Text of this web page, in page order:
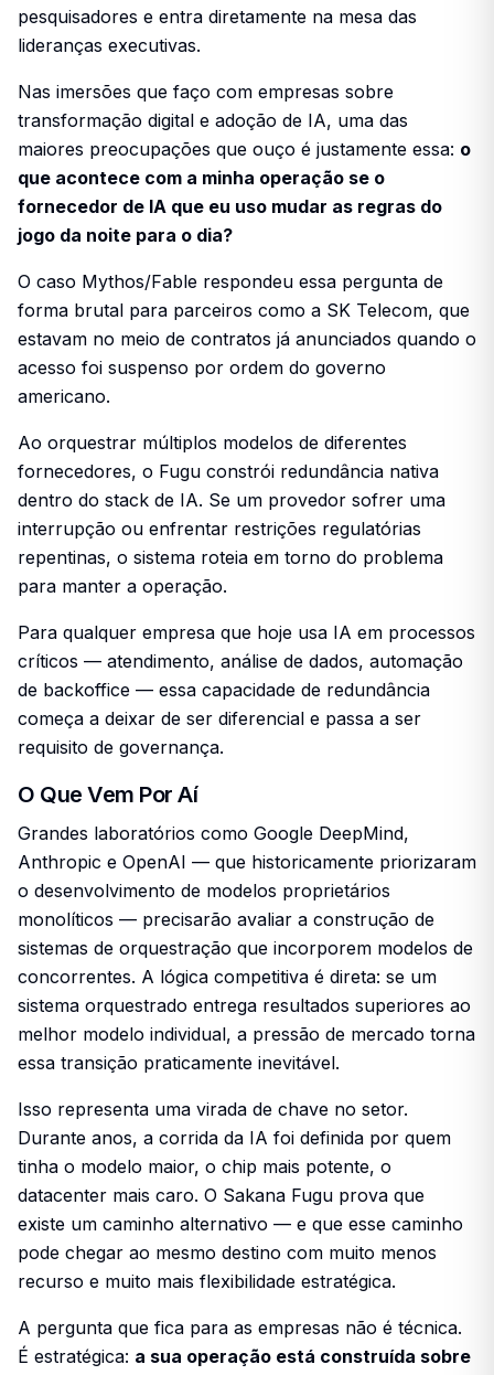
pesquisadores e entra diretamente na mesa das
lideranças executivas.
Nas imersões que faço com empresas sobre
transformação digital e adoção de IA, uma das
maiores preocupações que ouço é justamente essa: o
que acontece com a minha operação se o
fornecedor de IA que eu uso mudar as regras do
jogo da noite para o dia?
O caso Mythos/Fable respondeu essa pergunta de
forma brutal para parceiros como a SK Telecom, que
estavam no meio de contratos já anunciados quando o
acesso foi suspenso por ordem do governo
americano.
Ao orquestrar múltiplos modelos de diferentes
fornecedores, o Fugu constrói redundância nativa
dentro do stack de IA. Se um provedor sofrer uma
interrupção ou enfrentar restrições regulatórias
repentinas, o sistema roteia em torno do problema
para manter a operação.
Para qualquer empresa que hoje usa IA em processos
críticos — atendimento, análise de dados, automação
de backoffice — essa capacidade de redundância
começa a deixar de ser diferencial e passa a ser
requisito de governança.
O Que Vem Por Aí
Grandes laboratórios como Google DeepMind,
Anthropic e OpenAI — que historicamente priorizaram
o desenvolvimento de modelos proprietários
monolíticos — precisarão avaliar a construção de
sistemas de orquestração que incorporem modelos de
concorrentes. A lógica competitiva é direta: se um
sistema orquestrado entrega resultados superiores ao
melhor modelo individual, a pressão de mercado torna
essa transição praticamente inevitável.
Isso representa uma virada de chave no setor.
Durante anos, a corrida da IA foi definida por quem
tinha o modelo maior, o chip mais potente, o
datacenter mais caro. O Sakana Fugu prova que
existe um caminho alternativo — e que esse caminho
pode chegar ao mesmo destino com muito menos
recurso e muito mais flexibilidade estratégica.
A pergunta que fica para as empresas não é técnica.
É estratégica: a sua operação está construída sobre